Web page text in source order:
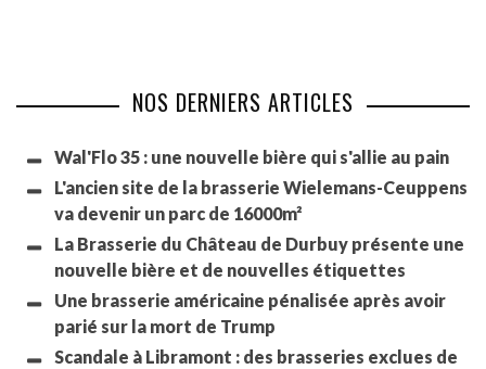
NOS DERNIERS ARTICLES
Wal'Flo 35 : une nouvelle bière qui s'allie au pain
L'ancien site de la brasserie Wielemans-Ceuppens
va devenir un parc de 16000m²
La Brasserie du Château de Durbuy présente une
nouvelle bière et de nouvelles étiquettes
Une brasserie américaine pénalisée après avoir
parié sur la mort de Trump
Scandale à Libramont : des brasseries exclues de